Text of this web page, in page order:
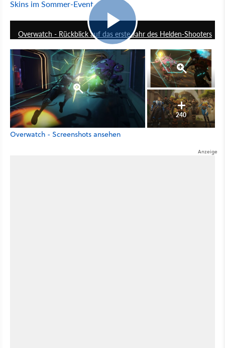
Skins im Sommer-Event
Overwatch - Rückblick auf das erste Jahr des Helden-Shooters
240
Overwatch - Screenshots ansehen